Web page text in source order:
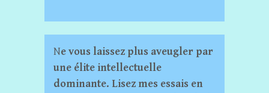
Ne vous laissez plus aveugler par
une élite intellectuelle
dominante. Lisez mes essais en